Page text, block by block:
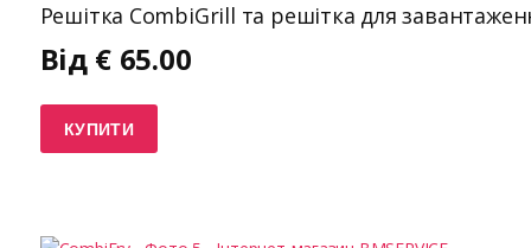
Решітка CombiGrill та решітка для
Від € 65.00
КУПИТИ